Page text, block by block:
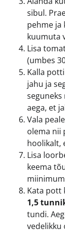
sibul.
pehme ja
kuumuta
Lisa
(umbes
Kalla
jahu ja
aega, et
Vala
olema nii
hoolikalt,
Lisa
keema
Kata pott
1,5
tundi.
vedelikku